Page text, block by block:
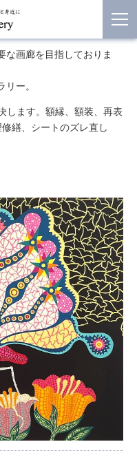
な画廊を目指しておりま
ー。
します。額縁、額装、再表
繕、シートのズレ直し